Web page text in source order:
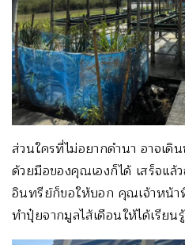
ส่วนใครที่ไม่อยากดำนา อาจเดิ
ด้วยมือของคุณเองก็ได้ เสร็จแล้
อินทรีย์ก็ขอให้บอก คุณเจ้าหน้า
ทำปุ๋ยจากมูลไส้เดือนให้ได้เรียน